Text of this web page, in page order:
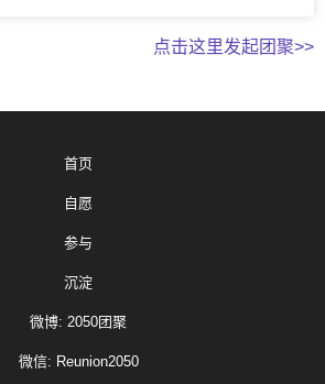
点击这里发起团聚>>
首页
自愿
参与
沉淀
微博: 2050团聚
微信: Reunion2050